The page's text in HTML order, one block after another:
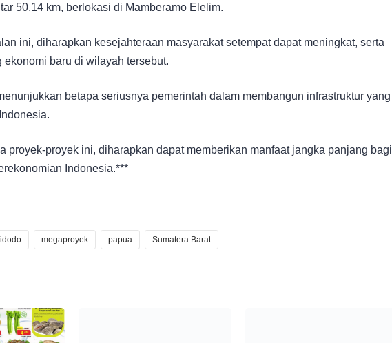
50,14 km, berlokasi di Mamberamo Elelim.
ini, diharapkan kesejahteraan masyarakat setempat dapat meningkat, serta
ekonomi baru di wilayah tersebut.
betapa seriusnya pemerintah dalam membangun infrastruktur yang
proyek-proyek ini, diharapkan dapat memberikan manfaat jangka panjang bagi
Indonesia.***
megaproyek papua Sumatera Barat